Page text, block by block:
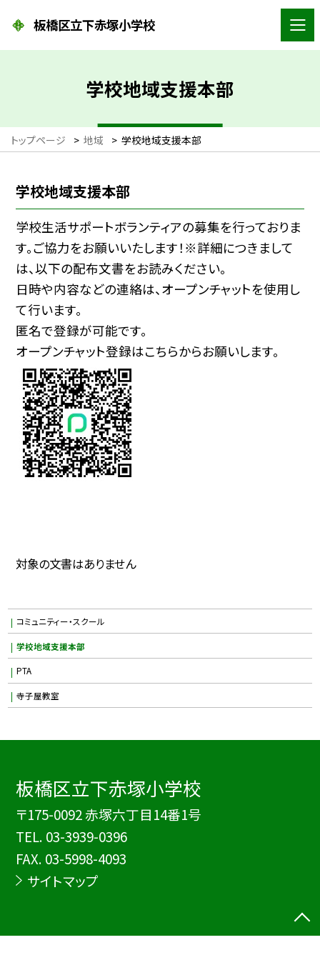
板橋区立下赤塚小学校
学校地域支援本部
トップページ > 地域 > 学校地域支援本部
学校地域支援本部
学校生活サポートボランティアの募集を行っておりま
す。ご協力をお願いいたします！※詳細につきまして
は、以下の配布文書をお読みください。
日時や内容などの連絡は、オープンチャットを使用し
て行います。
匿名で登録が可能です。
オープンチャット登録はこちらからお願いします。
対象の文書はありません
コミュニティー・スクール
学校地域支援本部
PTA
寺子屋教室
板橋区立下赤塚小学校
〒175-0092 赤塚六丁目14番1号
TEL. 03-3939-0396
FAX. 03-5998-4093
サイトマップ